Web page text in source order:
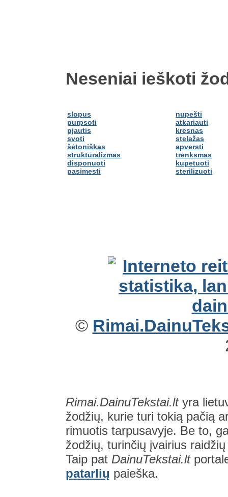
Neseniai ieškoti
slopus
purpsoti
pjautis
svoti
šėtoniškas
struktūralizmas
disponuoti
pasimesti
nupešti
atkariauti
kresnas
stelažas
apversti
trenksmas
kupetuoti
sterilizuoti
©
Rimai.DainuTekstai.ltyra
žodžių, kurie turi tokią pačią
rimuotis tarpusavyje. Be to,
žodžių, turinčių įvairius
Taip pat DainuTekstai.lt
patarlių paieška.